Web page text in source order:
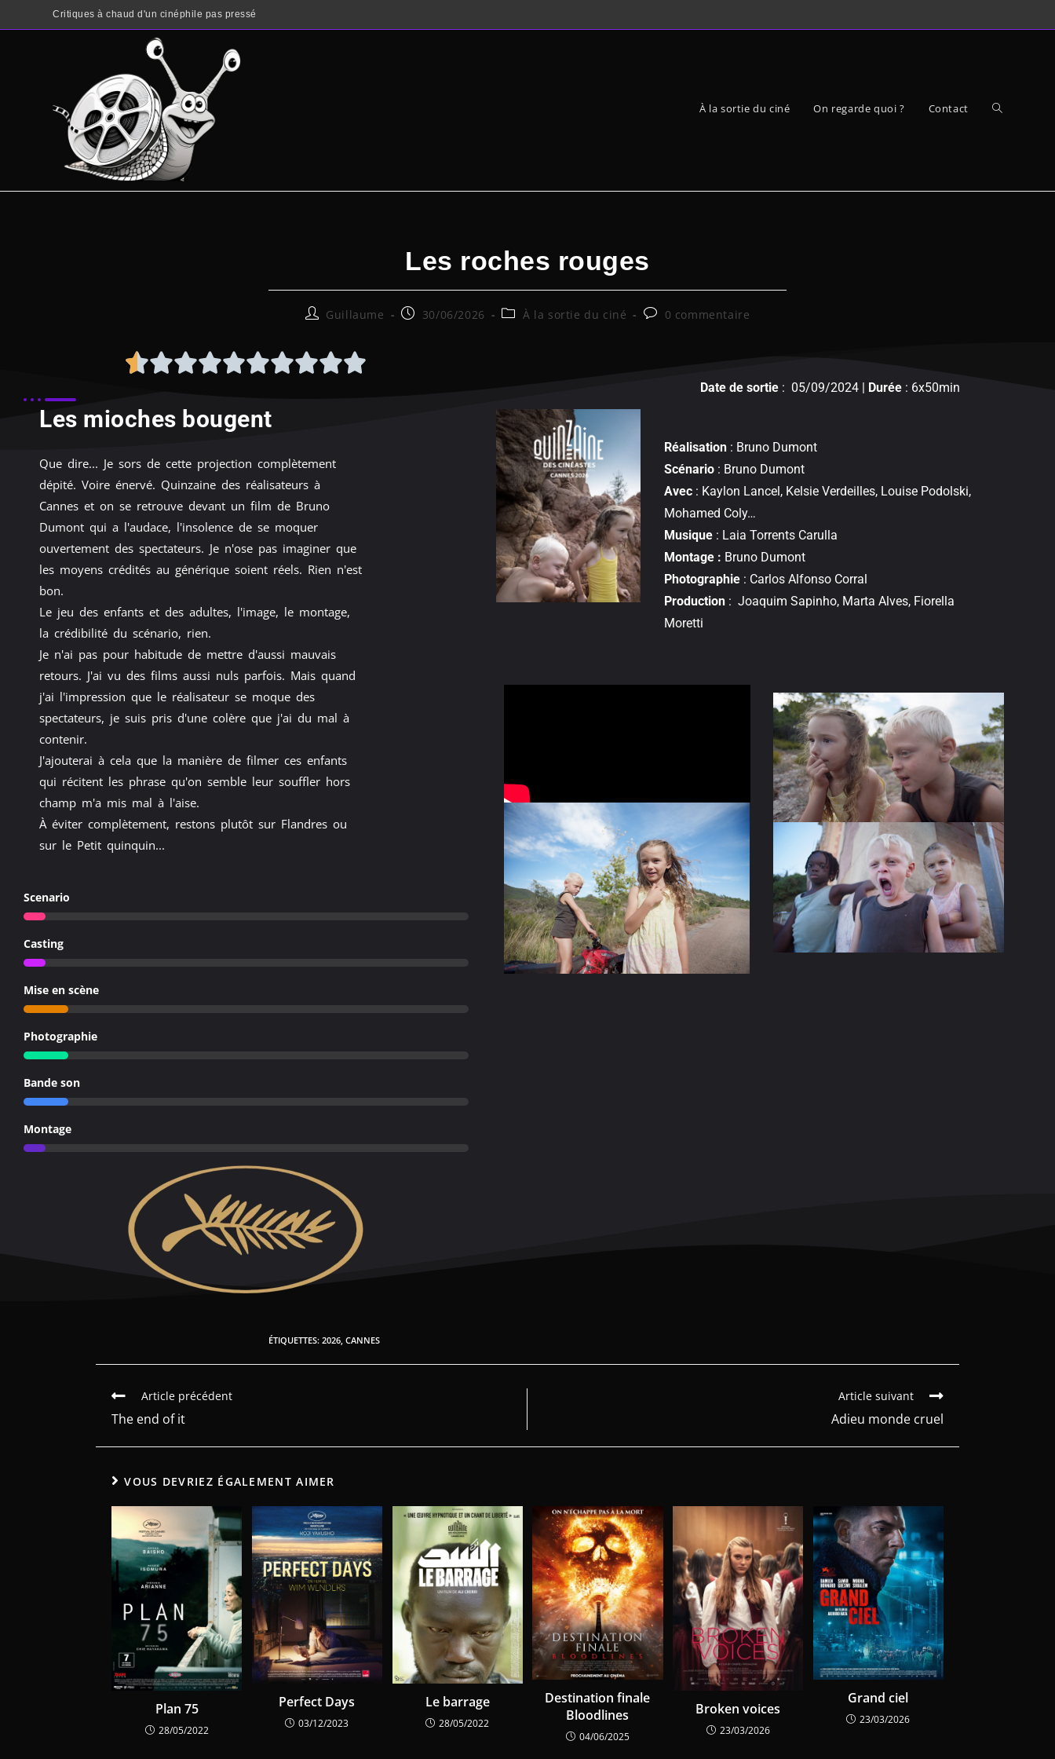
Critiques à chaud d'un cinéphile pas pressé
À la sortie du ciné On regarde quoi ? Contact
Les roches rouges
Guillaume 30/06/2026 À la sortie du ciné 0 commentaire
Les mioches bougent
Que dire... Je sors de cette projection complètement
dépité. Voire énervé. Quinzaine des réalisateurs à
Cannes et on se retrouve devant un film de Bruno
Dumont qui a l'audace, l'insolence de se moquer
ouvertement des spectateurs. Je n'ose pas imaginer que
les moyens crédités au générique soient réels. Rien n'est
bon.
Le jeu des enfants et des adultes, l'image, le montage,
la crédibilité du scénario, rien.
Je n'ai pas pour habitude de mettre d'aussi mauvais
retours. J'ai vu des films aussi nuls parfois. Mais quand
j'ai l'impression que le réalisateur se moque des
spectateurs, je suis pris d'une colère que j'ai du mal à
contenir.
J'ajouterai à cela que la manière de filmer ces enfants
qui récitent les phrase qu'on semble leur souffler hors
champ m'a mis mal à l'aise.
À éviter complètement, restons plutôt sur Flandres ou
sur le Petit quinquin...
Scenario
Casting
Mise en scène
Photographie
Bande son
Montage
Date de sortie : 05/09/2024 | Durée : 6x50min
Réalisation : Bruno Dumont
Scénario : Bruno Dumont
Avec : Kaylon Lancel, Kelsie Verdeilles, Louise Podolski,
Mohamed Coly…
Musique : Laia Torrents Carulla
Montage : Bruno Dumont
Photographie : Carlos Alfonso Corral
Production : Joaquim Sapinho, Marta Alves, Fiorella
Moretti
ÉTIQUETTES: 2026 CANNES
Article précédent
The end of it
Article suivant
Adieu monde cruel
VOUS DEVRIEZ ÉGALEMENT AIMER
Plan 75
28/05/2022
Perfect Days
03/12/2023
Le barrage
28/05/2022
Destination finale
Bloodlines
04/06/2025
Broken voices
23/03/2026
Grand ciel
23/03/2026